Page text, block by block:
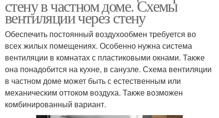
стену в частном доме. Схемы
вентиляции через стену
Обеспечить постоянный воздухообмен требуется во
всех жилых помещениях. Особенно нужна система
вентиляции в комнатах с пластиковыми окнами. Также
она понадобится на кухне, в санузле. Схема вентиляции
в частном доме может быть с естественным или
механическим оттоком воздуха. Также возможен
комбинированный вариант.